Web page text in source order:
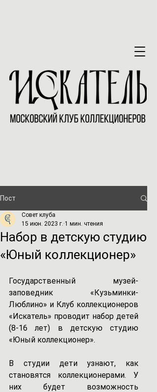
Пост
Набор в детскую студию
«Юный коллекционер»
Совет клуба
15 июн. 2023 г. 1 мин. чтения
Государственный музей-
заповедник «Кузьминки-
Люблино» и Клуб коллекционеров
«Искатель» проводит набор детей
(8-16 лет) в детскую студию
«Юный коллекционер».
В студии дети узнают, как
становятся коллекционерами. У
них будет возможность